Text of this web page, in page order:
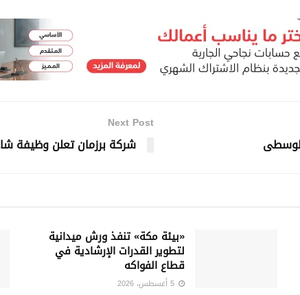
Next Post
شركة برزمان تعلن وظيفة
«بيئة مكة» تنفذ ورش ميدانية
لتطوير القدرات الإرشادية في
قطاع الفواكه